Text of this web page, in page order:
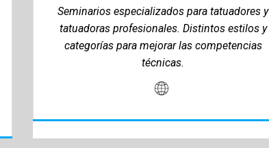
Seminarios especializados para tatuadores y
tatuadoras profesionales. Distintos estilos y
categorías para mejorar las competencias
técnicas.